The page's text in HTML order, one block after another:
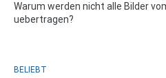
Warum werden nicht alle Bilder
uebertragen?
BELIEBT